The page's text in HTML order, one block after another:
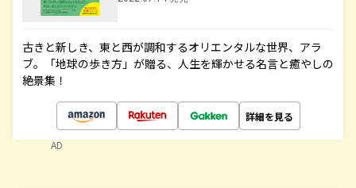
古きと新しき、東と西が調和するオリエンタルな世界、アラ
ブ。「地球の歩き方」が贈る、人生を輝かせる名言と癒やしの
絶景集！
詳細を見る
AD